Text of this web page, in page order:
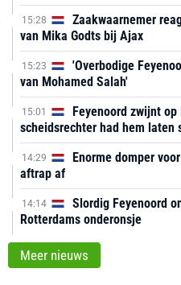
15:28
Zaakwaarnemer
van Mika Godts bij Ajax
15:23
'Overbodige
van Mohamed Salah'
15:01
Feyenoord zwijnt op
scheidsrechter had hem laten
14:29
Enorme domper
aftrap af
14:14
Slordig Feyenoord
Rotterdams onderonsje
Meer nieuws